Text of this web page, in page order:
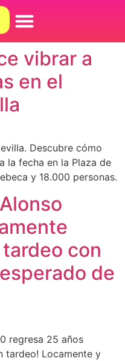
vibrar a
en el
Descubre cómo
la fecha en la Plaza de
y 18.000 personas.
Alonso
con
de
regresa 25 años
tardeo! Locamente y